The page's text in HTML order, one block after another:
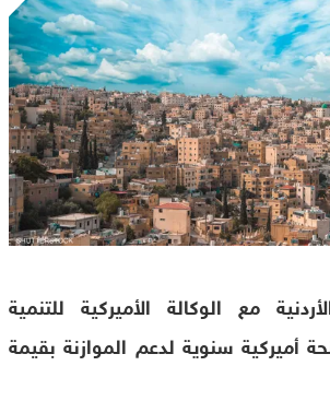
مع الوكالة الأميركية للتنمية
أميركية سنوية لدعم الموازنة بقيمة